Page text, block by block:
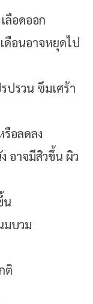
ลือดออก
ดือนอาจหยุดไป
ปรวน ซึมเศร้า
อลดลง
อาจมีสิวขึ้น ผิว
น
มบวม
ติ